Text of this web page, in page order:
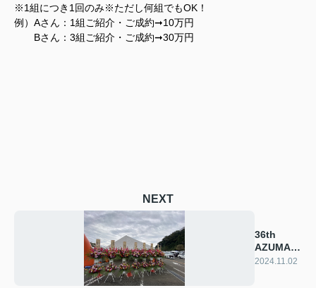
※1組につき1回のみ※ただし何組でもOK！
例）Aさん：1組ご紹介・ご成約➞10万円
Bさん：3組ご紹介・ご成約➞30万円
NEXT
36th
AZUMA
FESTIVAL
2024.11.02